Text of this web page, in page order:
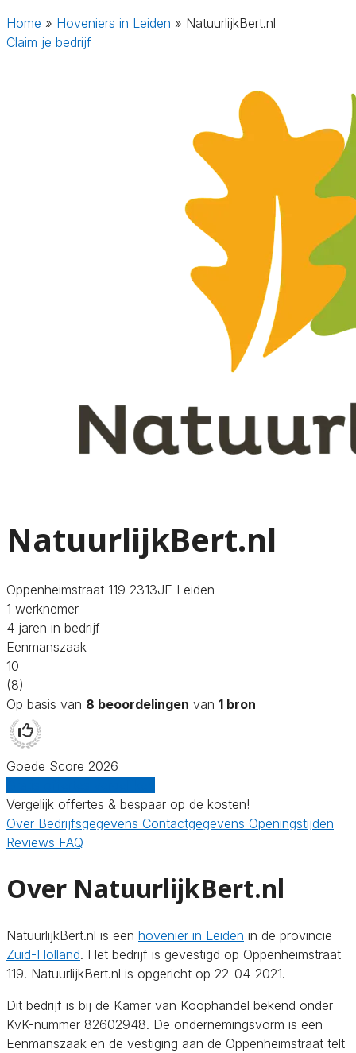
Home » Hoveniers in Leiden » NatuurlijkBert.nl
Claim je bedrijf
NatuurlijkBert.nl
Oppenheimstraat 119 2313JE Leiden
1 werknemer
4 jaren in bedrijf
Eenmanszaak
10
(8)
Op basis van 8 beoordelingen van 1 bron
Goede Score 2026
Vergelijk offertes & bespaar op de kosten!
Over Bedrijfsgegevens Contactgegevens Openingstijden
Reviews FAQ
Over NatuurlijkBert.nl
NatuurlijkBert.nl is een hovenier in Leiden in de provincie
Zuid-Holland. Het bedrijf is gevestigd op Oppenheimstraat
119. NatuurlijkBert.nl is opgericht op 22-04-2021.
Dit bedrijf is bij de Kamer van Koophandel bekend onder
KvK-nummer 82602948. De ondernemingsvorm is een
Eenmanszaak en de vestiging aan de Oppenheimstraat telt